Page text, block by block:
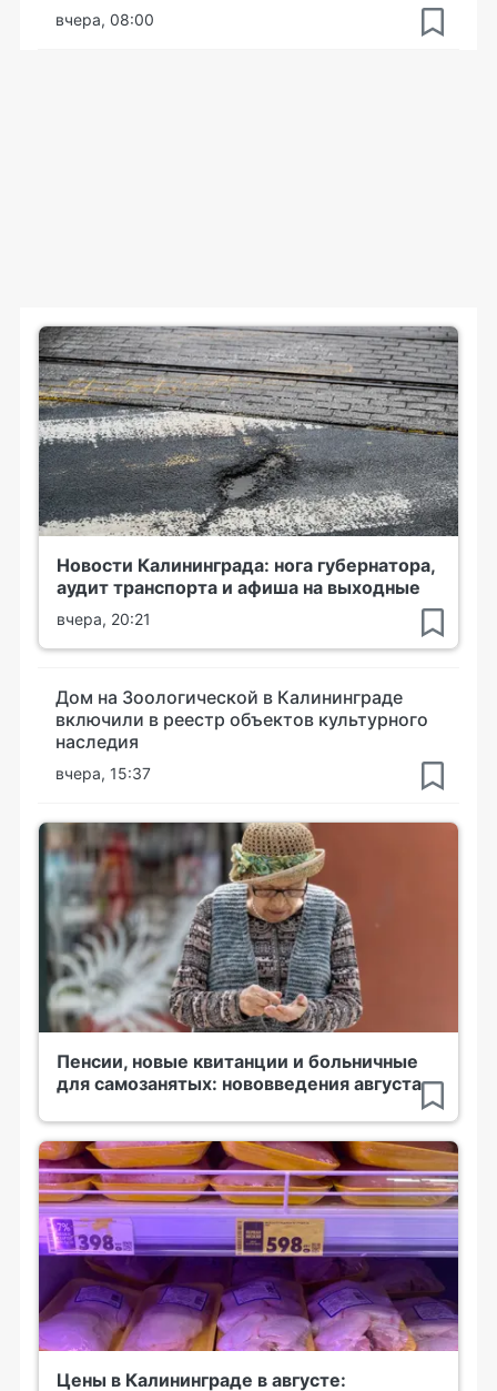
вчера, 08:00
Новости Калининграда: нога губернатора,
аудит транспорта и афиша на выходные
вчера, 20:21
Дом на Зоологической в Калининграде
включили в реестр объектов культурного
наследия
вчера, 15:37
Пенсии, новые квитанции и больничные
для самозанятых: нововведения августа
Цены в Калининграде в августе: